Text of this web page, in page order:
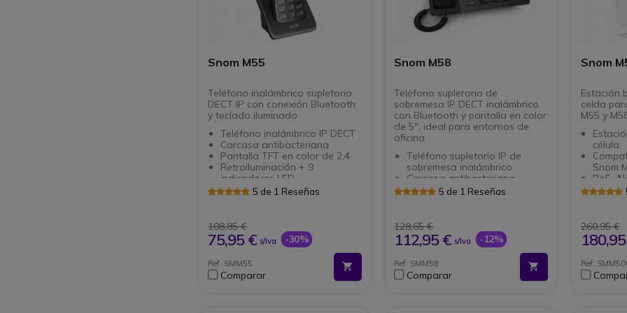
Snom M55
Teléfono inalámbrico supletorio
DECT IP con conexión Bluetooth
y teclado iluminado
Teléfono inalámbrico IP DECT
Carcasa antibacteriana
Pantalla TFT en color de 2,4
Retroiluminación + 9
indicadores LED
Batería de 1500mAh: de 12 a
Bluetooth y conector de 3,5
mm para auriculares
Emulación de llamada
Actualizaciones de
radioenlace (OTA)
5 de 1 Reseñas
108,85 €
75,95 € s/Iva -30%
Ref: SMM55
Comparar
Snom M58
Teléfono suplerorio de
sobremesa IP DECT inalámbrico
con Bluetooth y pantalla en color
de 5'', ideal para entornos de
oficina.
Teléfono supletorio IP de
sobremesa inalámbrico
Carcasa antibacteriana
Pantalla TFT en color de 5''
13 indicadores LED
Interfaces: Bluetooth + RJ9-
4P4C
radioenlace (OTA)
Compatible con audífonos
5 de 1 Reseñas
128,65 €
112,95 € s/Iva -12%
Ref: SMM58
Comparar
Snom
Estación
celda
M55 y
célula
Snom
PoE:
SCE:
260,95 €
Ref: